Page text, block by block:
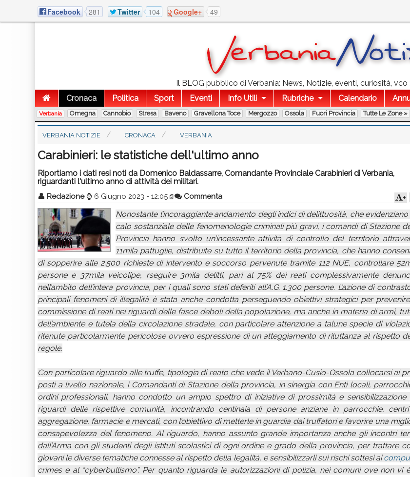
Facebook 281 Twitter 104 Google+ 49
Il BLOG pubblico di Verbania: News, Notizie, eventi, curiosità, vco
Cronaca
Politica Sport Eventi Info Utili Rubriche Calendario
Verbania Omegna Cannobio Stresa Baveno Gravellona Toce Mergozzo Ossola Fuori Provincia Tutte Le Zone »
VERBANIA NOTIZIE CRONACA VERBANIA
Carabinieri: le statistiche dell'ultimo anno
Riportiamo i dati resi noti da Domenico Baldassarre, Comandante Provinciale Carabinieri di Verbania,
riguardanti l'ultimo anno di attività dei militari.
👤 Redazione ⌚ 6 Giugno 2023 - 12:05 Commenta
+
Nonostante l’incoraggiante andamento degli indici di delittuosità, che
calo sostanziale delle fenomenologie criminali più gravi, i comandi di Stazione
Provincia hanno svolto un’incessante attività di controllo del territorio
11mila pattuglie, distribuite su tutto il territorio della provincia, che hanno
di sopperire alle 2.500 richieste di intervento e soccorso pervenute tramite 112 NUE, controllare
persone e 37mila veicolipe, rseguire 3mila delitti, pari al 75% dei reati complessivamente
nell’ambito dell’intera provincia, per i quali sono stati deferiti all’A.G. 1.300 persone. L’azione di
principali fenomeni di illegalità è stata anche condotta perseguendo obiettivi strategici per
commissione di reati nei riguardi delle fasce deboli della popolazione, ma anche in materia di armi,
dell’ambiente e tutela della circolazione stradale, con particolare attenzione a talune specie di
ritenute particolarmente pericolose ovvero espressione di un atteggiamento di riluttanza al rispetto
regole.
Con particolare riguardo alle truffe, tipologia di reato che vede il Verbano-Cusio-Ossola collocarsi ai
posti a livello nazionale, i Comandanti di Stazione della provincia, in sinergia con Enti locali,
ordini professionali, hanno condotto un ampio spettro di iniziative di prossimità e sensibilizzazione
riguardi delle rispettive comunità, incontrando centinaia di persone anziane in parrocchie,
aggregazione, farmacie e mercati, con l’obiettivo di metterle in guardia dai truffatori e favorire una
consapevolezza del fenomeno. Al riguardo, hanno assunto grande importanza anche gli incontri
dall’Arma con gli studenti degli istituti scolastici di ogni ordine e grado della provincia, per trattare
giovani le diverse tematiche connesse al rispetto della legalità, e sensibilizzarli sui rischi sottesi ai
crimes e al “cyberbullismo”. Per quanto riguarda le autorizzazioni di polizia, nei comuni ove non vi